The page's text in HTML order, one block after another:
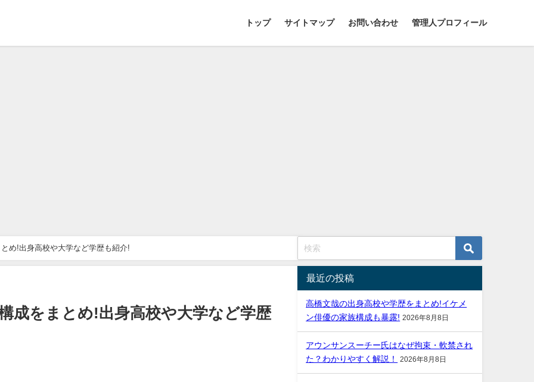
トップ サイトマップ お問い合わせ 管理人プロフィール
め!出身高校や大学など学歴も紹介!
成をまとめ!出身高校や大学など学歴
最近の投稿
高橋文哉の出身高校や学歴をまとめ!イケメ
ン俳優の家族構成も暴露! 2026年8月8日
アウンサンスーチー氏はなぜ拘束・軟禁され
た？わかりやすく解説！
2026年8月8日